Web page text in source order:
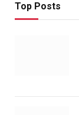
Top Posts